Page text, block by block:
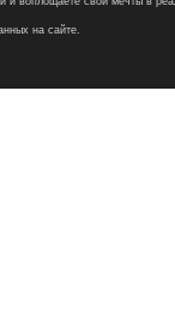
на сайте.